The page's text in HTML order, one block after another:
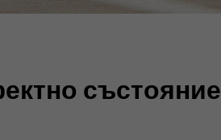
състояние